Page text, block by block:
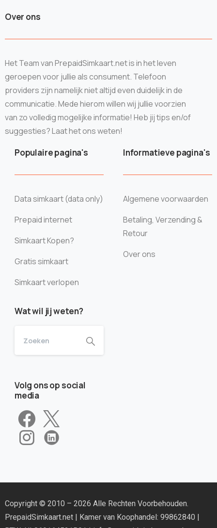
Over ons
Het Team van PrepaidSimkaart.net is in het leven
geroepen voor jullie als consument. Telefoon
providers zijn namelijk niet altijd even duidelijk in de
communicatie. Mede hierom willen wij jullie voorzien
van zo volledig mogelijke informatie! Heb jij tips en/of
suggesties? Laat het ons weten!
Populaire pagina's
Data simkaart (data only)
Prepaid internet
Simkaart Kopen?
Gratis simkaart
Simkaart verlopen
Informatieve pagina's
Algemene voorwaarden
Betaling, Verzending &
Retour
Over ons
Wat wil jij weten?
Volg ons op social
media
Copyright © 2010 – 2026 Alle Rechten Voorbehouden.
PrepaidSimkaart.net | Kamer van Koophandel: 99862840 |